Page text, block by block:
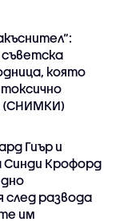
която
(СНИМКИ)
Гиър и
Крофорд
след развода
им